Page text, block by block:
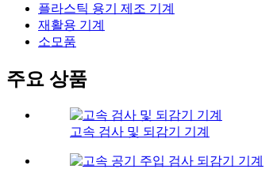
플라스틱 용기 제조 기계
재활용 기계
소모품
주요 상품
고속 검사 및 되감기 기계